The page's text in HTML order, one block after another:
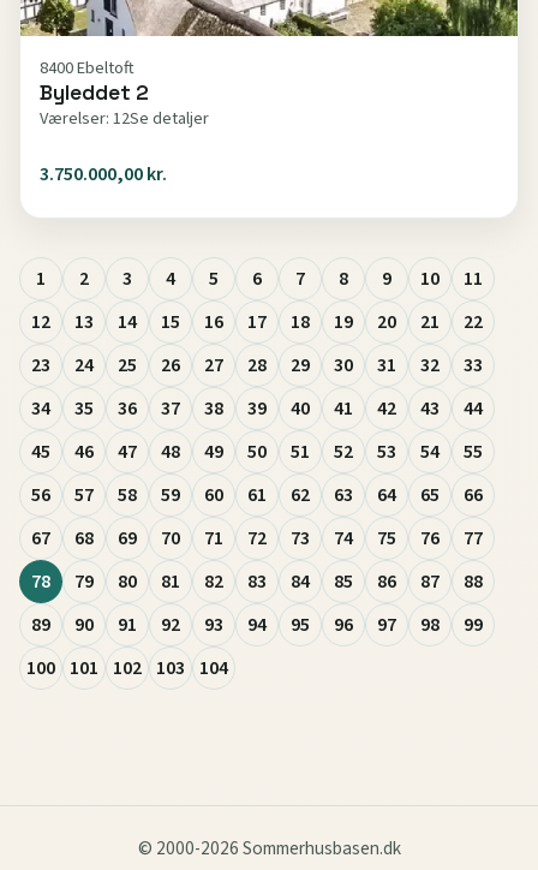
8400 Ebeltoft
Byleddet 2
Værelser: 12Se detaljer
3.750.000,00 kr.
1 2 3 4 5 6 7 8 9 10
11
12
13 14 15 16 17 18 19 20 21
22
23
24 25 26 27 28 29 30 31 32
33
34
35 36 37 38 39 40 41 42 43
44
45
46 47 48 49 50 51 52 53 54
55
56
57 58 59 60 61 62 63 64 65
66
67
68 69 70 71 72 73 74 75 76
77
78
79 80 81 82 83 84 85 86 87
88
89
90 91 92 93 94 95 96 97 98
99
100 101 102 103 104
© 2000-2026 Sommerhusbasen.dk